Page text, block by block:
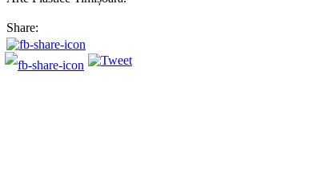
Share: